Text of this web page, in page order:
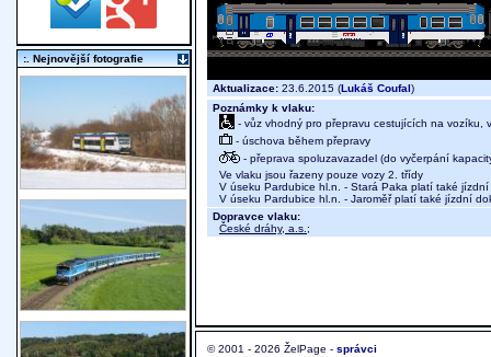
Aktualizace: 23.6.2015 (Lukáš Coufal)
Poznámky k vlaku:
- vůz vhodný pro přepravu cestujících na vozíku,
- úschova během přepravy
- přeprava spoluzavazadel (do vyčerpání
Ve vlaku jsou řazeny pouze vozy 2. třídy
V úseku Pardubice hl.n. - Stará Paka platí také jízdní
V úseku Pardubice hl.n. - Jaroměř platí také jízdní
Dopravce vlaku:
České dráhy, a.s. ;
© 2001 - 2026 ŽelPage - správci
:. Nejnovější fotografie